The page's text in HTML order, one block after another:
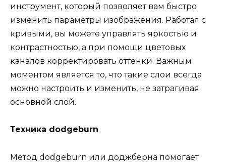
инструмент, который позволяет вам быстро
изменить параметры изображения. Работая с
кривыми, вы можете управлять яркостью и
контрастностью, а при помощи цветовых
каналов корректировать оттенки. Важным
моментом является то, что такие слои всегда
можно настроить и изменить, не затрагивая
основной слой.
Техника dodgeburn
Метод dodgeburn или доджбёрна помогает